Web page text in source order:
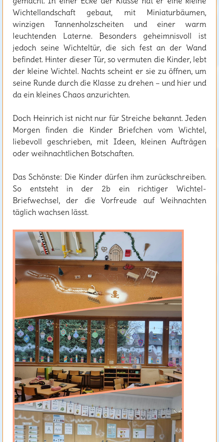
Wichtellandschaft gebaut, mit Miniaturbäumen,
winzigen Tannenholzscheiten und einer warm
leuchtenden Laterne. Besonders geheimnisvoll ist
jedoch seine Wichteltür, die sich fest an der Wand
befindet. Hinter dieser Tür, so vermuten die Kinder, lebt
der kleine Wichtel. Nachts scheint er sie zu öffnen, um
seine Runde durch die Klasse zu drehen – und hier und
da ein kleines Chaos anzurichten.
Doch Heinrich ist nicht nur für Streiche bekannt. Jeden
Morgen finden die Kinder Briefchen vom Wichtel,
liebevoll geschrieben, mit Ideen, kleinen Aufträgen
oder weihnachtlichen Botschaften.
Das Schönste: Die Kinder dürfen ihm zurückschreiben.
So entsteht in der 2b ein richtiger Wichtel-
Briefwechsel, der die Vorfreude auf Weihnachten
täglich wachsen lässt.